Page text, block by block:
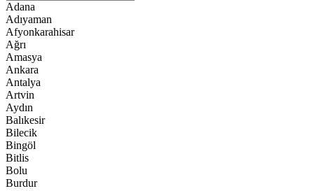
Adana
Adıyaman
Afyonkarahisar
Ağrı
Amasya
Ankara
Antalya
Artvin
Aydın
Balıkesir
Bilecik
Bingöl
Bitlis
Bolu
Burdur